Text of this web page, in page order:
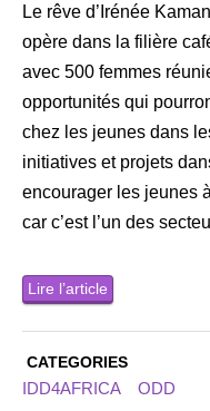
Le rêve d’ Irénée
opère dans la filière
avec 500 femmes
opportunités qui
chez les jeunes dans
initiatives et projets
encourager les jeunes
car c’est l’un des
Lire l’article
CATEGORIES
IDD4AFRICA ODD